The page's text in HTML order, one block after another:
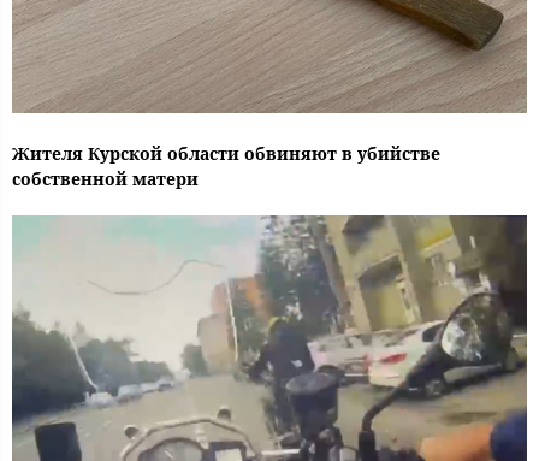
Жителя Курской области обвиняют в убийстве
собственной матери